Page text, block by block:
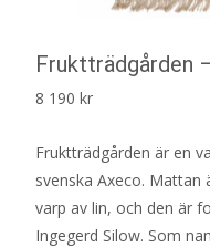
Fruktträdgården
8 190 kr
Fruktträdgården är en
svenska Axeco. Mattan
varp av lin, och den är
Ingegerd Silow. Som